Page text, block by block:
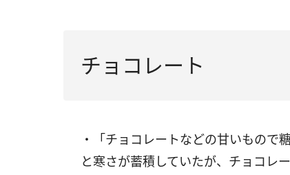
チョコレート
・「チョコレートなどの甘いもので
と寒さが蓄積していたが、チョコレ